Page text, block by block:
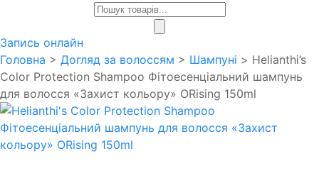
Products
Запись онлайн
Головна > Догляд за волоссям > Шампуні > Helianthi’s
Color Protection Shampoo Фітоесенціальний шампунь
для волосся «Захист кольору» ORising 150ml